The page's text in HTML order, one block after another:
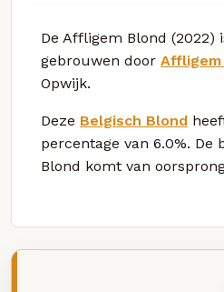
De Affligem Blond (2022)
gebrouwen door
Opwijk.
Deze Belgisch Blond
percentage van 6.0%. De
Blond komt van